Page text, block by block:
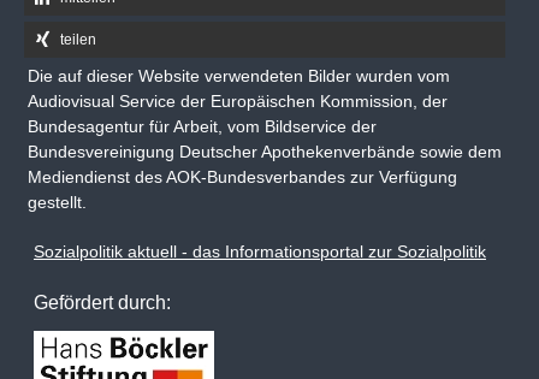
teilen
Die auf dieser Website verwendeten Bilder wurden vom
Audiovisual Service der Europäischen Kommission, der
Bundesagentur für Arbeit, vom Bildservice der
Bundesvereinigung Deutscher Apothekenverbände sowie dem
Mediendienst des AOK-Bundesverbandes zur Verfügung
gestellt.
Sozialpolitik aktuell - das Informationsportal zur Sozialpolitik
Gefördert durch: